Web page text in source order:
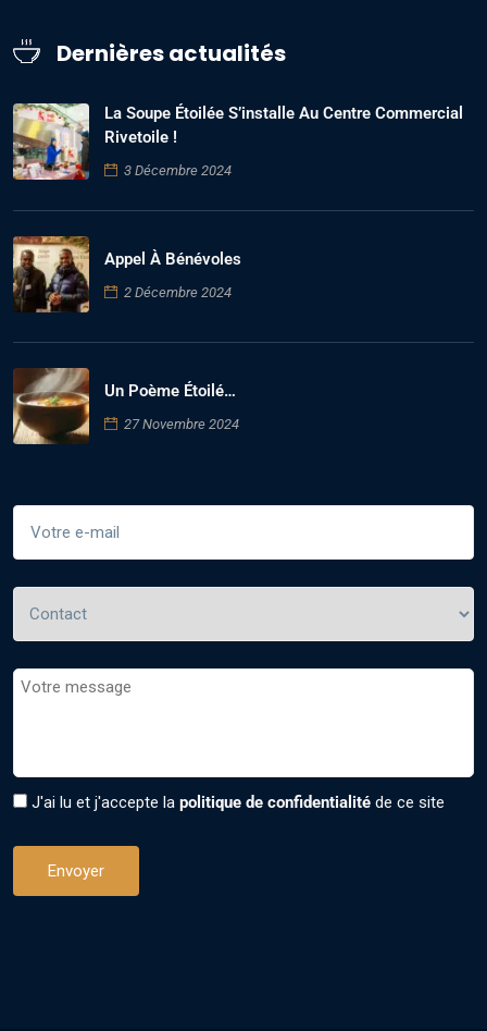
Dernières actualités
La Soupe Étoilée S’installe Au Centre Commercial
Rivetoile !
3 Décembre 2024
Appel À Bénévoles
2 Décembre 2024
Un Poème Étoilé…
27 Novembre 2024
J'ai lu et j'accepte la politique de confidentialité de ce site